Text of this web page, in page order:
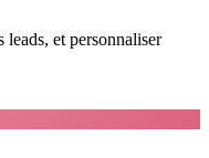
et personnaliser